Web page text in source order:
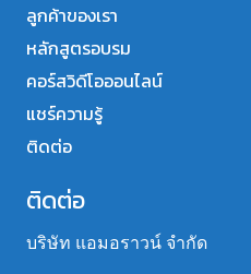
ลูกค้าของเรา
หลักสูตรอบรม
คอร์สวิดีโอออนไลน์
แชร์ความรู้
ติดต่อ
ติดต่อ
บริษัท แอมอราวน์ จำกัด